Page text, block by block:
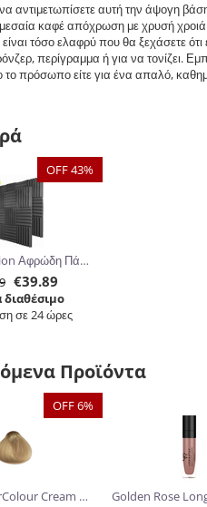
να αντιμετωπίσετε αυτή την άψογη
μεσαία καφέ απόχρωση με χρυσή
είναι τόσο ελαφρύ που θα ξεχάσετε
περίγραμμα ή για να τονίζει.
πρόσωπο είτε για ένα απαλό,
OFF 43%
A2S Protection Αφρώδη Πάνελ Ηχομόνωσης 30.5 x 30.5 x 5cm 24τμχ
€39.89
σε 24 ώρες
Προϊόντα
OFF 6%
Farcom HairColour Cream 60ml